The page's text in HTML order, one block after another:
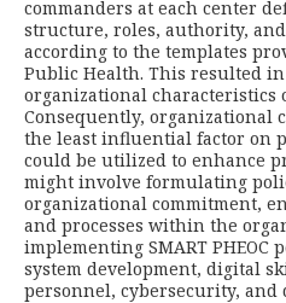
commanders at each center
structure, roles, authority,
according to the templates
Public Health. This resulted
organizational characteristics
Consequently, organizational
the least influential factor on
could be utilized to enhance
might involve formulating
organizational commitment,
and processes within the
implementing SMART PHEOC
system development, digital
personnel, cybersecurity, and